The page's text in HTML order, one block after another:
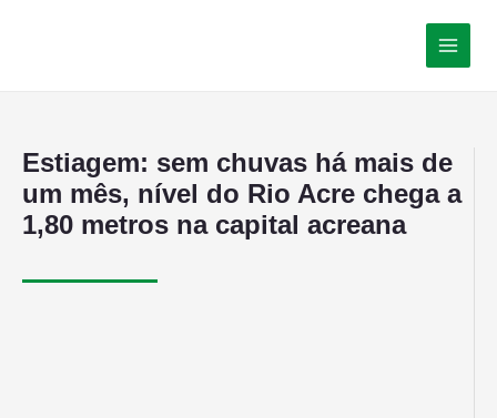
Estiagem: sem chuvas há mais de
um mês, nível do Rio Acre chega a
1,80 metros na capital acreana